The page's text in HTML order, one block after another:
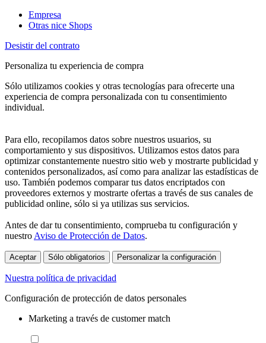
Empresa
Otras nice Shops
Desistir del contrato
Personaliza tu experiencia de compra
Sólo utilizamos cookies y otras tecnologías para ofrecerte una
experiencia de compra personalizada con tu consentimiento
individual.
Para ello, recopilamos datos sobre nuestros usuarios, su
comportamiento y sus dispositivos. Utilizamos estos datos para
optimizar constantemente nuestro sitio web y mostrarte publicidad y
contenidos personalizados, así como para analizar las estadísticas de
uso. También podemos comparar tus datos encriptados con
proveedores externos y mostrarte ofertas a través de sus canales de
publicidad online, sólo si ya utilizas sus servicios.
Antes de dar tu consentimiento, comprueba tu configuración y
nuestro Aviso de Protección de Datos.
Aceptar Sólo obligatorios Personalizar la configuración
Nuestra política de privacidad
Configuración de protección de datos personales
Marketing a través de customer match